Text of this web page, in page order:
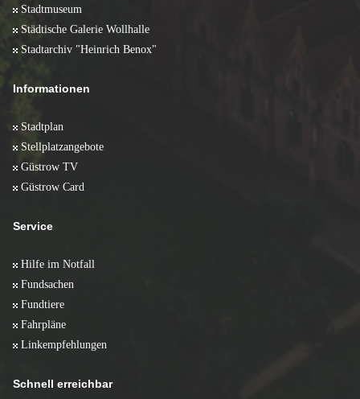
Stadtmuseum
Städtische Galerie Wollhalle
Stadtarchiv "Heinrich Benox"
Informationen
Stadtplan
Stellplatzangebote
Güstrow TV
Güstrow Card
Service
Hilfe im Notfall
Fundsachen
Fundtiere
Fahrpläne
Linkempfehlungen
Schnell erreichbar